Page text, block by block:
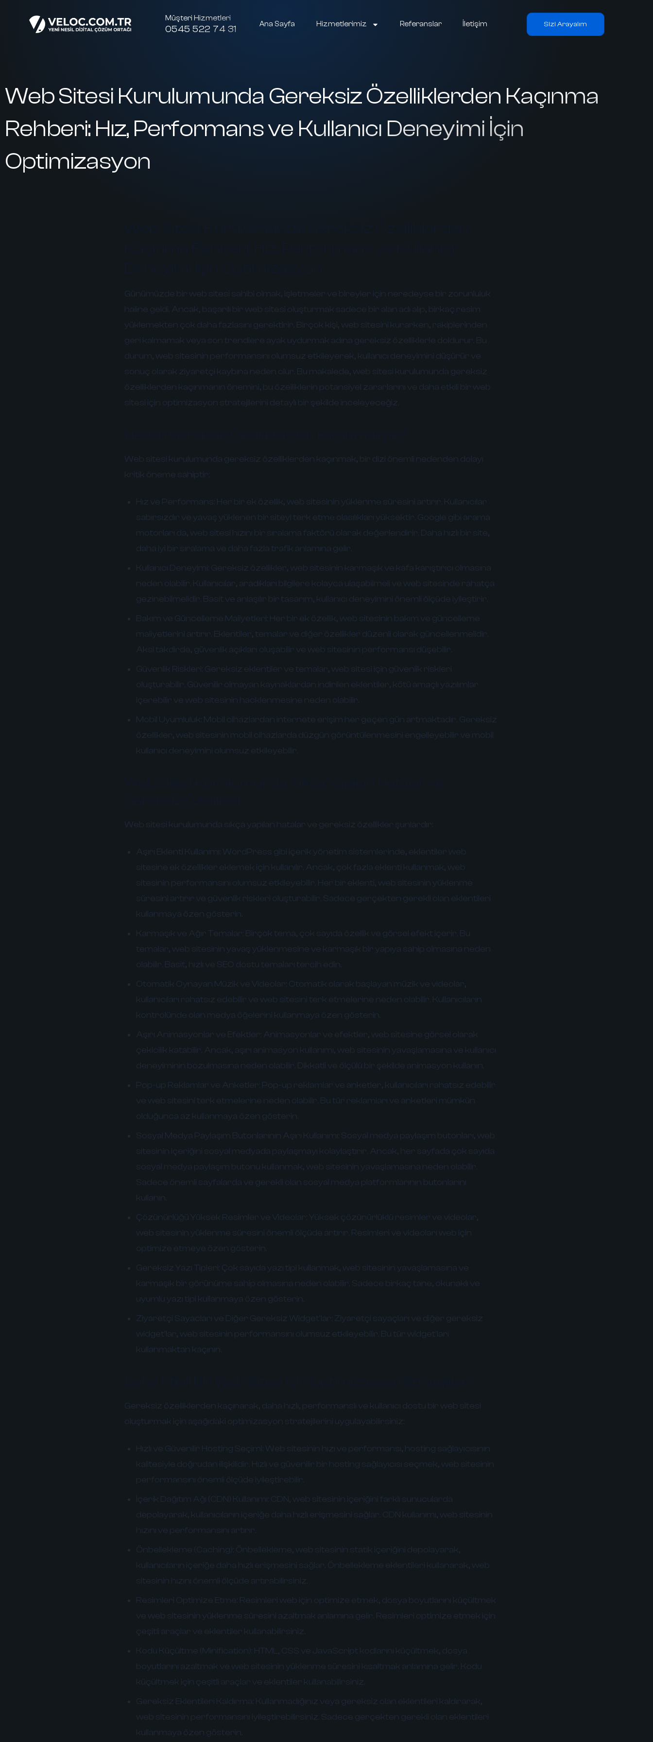
Müşteri Hizmetleri
0545 522 74 31 Ana Sayfa Hizmetlerimiz Referanslar İletişim Sizi Arayalım
Web Sitesi Kurulumunda Gereksiz Özelliklerden Kaçınma
Rehberi: Hız, Performans ve Kullanıcı Deneyimi İçin
Optimizasyon
Günümüzde bir web sitesi sahibi olmak, işletmeler ve bireyler için neredeyse bir zorunluluk
haline geldi. Ancak, başarılı bir web sitesi oluşturmak sadece bir alan adı alıp, birkaç resim
yüklemekten çok daha fazlasını gerektirir. Birçok kişi, web sitesini kurarken, rakiplerinden
geri kalmamak veya son trendlere ayak uydurmak adına gereksiz özelliklerle doldurur. Bu
durum, web sitesinin performansını olumsuz etkileyerek, kullanıcı deneyimini düşürür ve
sonuç olarak ziyaretçi kaybına neden olur. Bu makalede, web sitesi kurulumunda gereksiz
özelliklerden kaçınmanın önemini, bu özelliklerin potansiyel zararlarını ve daha etkili bir web
sitesi için optimizasyon stratejilerini detaylı bir şekilde inceleyeceğiz.
Web sitesi kurulumunda gereksiz özelliklerden kaçınmak, bir dizi önemli nedenden dolayı
kritik öneme sahiptir:
Hız ve Performans: Her bir ek özellik, web sitesinin yüklenme süresini artırır. Kullanıcılar
sabırsızdır ve yavaş yüklenen bir siteyi terk etme olasılıkları yüksektir. Google gibi arama
motorları da, web sitesi hızını bir sıralama faktörü olarak değerlendirir. Daha hızlı bir site,
daha iyi bir sıralama ve daha fazla trafik anlamına gelir.
Kullanıcı Deneyimi: Gereksiz özellikler, web sitesinin karmaşık ve kafa karıştırıcı olmasına
neden olabilir. Kullanıcılar, aradıkları bilgilere kolayca ulaşabilmeli ve web sitesinde rahatça
gezinebilmelidir. Basit ve anlaşılır bir tasarım, kullanıcı deneyimini önemli ölçüde iyileştirir.
Bakım ve Güncelleme Maliyetleri: Her bir ek özellik, web sitesinin bakım ve güncelleme
maliyetlerini artırır. Eklentiler, temalar ve diğer özellikler düzenli olarak güncellenmelidir.
Aksi takdirde, güvenlik açıkları oluşabilir ve web sitesinin performansı düşebilir.
Güvenlik Riskleri: Gereksiz eklentiler ve temalar, web sitesi için güvenlik riskleri
oluşturabilir. Güvenilir olmayan kaynaklardan indirilen eklentiler, kötü amaçlı yazılımlar
içerebilir ve web sitesinin hacklenmesine neden olabilir.
Mobil Uyumluluk: Mobil cihazlardan internete erişim her geçen gün artmaktadır. Gereksiz
özellikler, web sitesinin mobil cihazlarda düzgün görüntülenmesini engelleyebilir ve mobil
kullanıcı deneyimini olumsuz etkileyebilir.
Web sitesi kurulumunda sıkça yapılan hatalar ve gereksiz özellikler şunlardır:
Aşırı Eklenti Kullanımı: WordPress gibi içerik yönetim sistemlerinde, eklentiler web
sitesine ek özellikler eklemek için kullanılır. Ancak, çok fazla eklenti kullanmak, web
sitesinin performansını olumsuz etkileyebilir. Her bir eklenti, web sitesinin yüklenme
süresini artırır ve güvenlik riskleri oluşturabilir. Sadece gerçekten gerekli olan eklentileri
kullanmaya özen gösterin.
Karmaşık ve Ağır Temalar: Birçok tema, çok sayıda özellik ve görsel efekt içerir. Bu
temalar, web sitesinin yavaş yüklenmesine ve karmaşık bir yapıya sahip olmasına neden
olabilir. Basit, hızlı ve SEO dostu temaları tercih edin.
Otomatik Oynayan Müzik ve Videolar: Otomatik olarak başlayan müzik ve videolar,
kullanıcıları rahatsız edebilir ve web sitesini terk etmelerine neden olabilir. Kullanıcıların
kontrolünde olan medya öğelerini kullanmaya özen gösterin.
Aşırı Animasyonlar ve Efektler: Animasyonlar ve efektler, web sitesine görsel olarak
çekicilik katabilir. Ancak, aşırı animasyon kullanımı, web sitesinin yavaşlamasına ve kullanıcı
deneyiminin bozulmasına neden olabilir. Dikkatli ve ölçülü bir şekilde animasyon kullanın.
Pop-up Reklamlar ve Anketler: Pop-up reklamlar ve anketler, kullanıcıları rahatsız edebilir
ve web sitesini terk etmelerine neden olabilir. Bu tür reklamları ve anketleri mümkün
olduğunca az kullanmaya özen gösterin.
Sosyal Medya Paylaşım Butonlarının Aşırı Kullanımı: Sosyal medya paylaşım butonları, web
sitesinin içeriğini sosyal medyada paylaşmayı kolaylaştırır. Ancak, her sayfada çok sayıda
sosyal medya paylaşım butonu kullanmak, web sitesinin yavaşlamasına neden olabilir.
Sadece önemli sayfalarda ve gerekli olan sosyal medya platformlarının butonlarını
kullanın.
Çözünürlüğü Yüksek Resimler ve Videolar:Yüksek çözünürlüklü resimler ve videolar,
web sitesinin yüklenme süresini önemli ölçüde artırır. Resimleri ve videoları web için
optimize etmeye özen gösterin.
Gereksiz Yazı Tipleri: Çok sayıda yazı tipi kullanmak, web sitesinin yavaşlamasına ve
karmaşık bir görünüme sahip olmasına neden olabilir. Sadece birkaç tane, okunaklı ve
uyumlu yazı tipi kullanmaya özen gösterin.
Ziyaretçi Sayacları ve Diğer Gereksiz Widget'lar: Ziyaretçi sayaçları ve diğer gereksiz
widget'lar, web sitesinin performansını olumsuz etkileyebilir. Bu tür widget'ları
kullanmaktan kaçının.
Gereksiz özelliklerden kaçınarak, daha hızlı, performanslı ve kullanıcı dostu bir web sitesi
oluşturmak için aşağıdaki optimizasyon stratejilerini uygulayabilirsiniz:
Hızlı ve Güvenilir Hosting Seçimi: Web sitesinin hızı ve performansı, hosting sağlayıcısının
kalitesiyle doğrudan ilişkilidir. Hızlı ve güvenilir bir hosting sağlayıcısı seçmek, web sitesinin
performansını önemli ölçüde iyileştirebilir.
İçerik Dağıtım Ağı (CDN) Kullanımı: CDN, web sitesinin içeriğini farklı sunucularda
depolayarak, kullanıcıların içeriğe daha hızlı erişmesini sağlar. CDN kullanımı, web sitesinin
hızını ve performansını artırır.
Önbellekleme (Caching): Önbellekleme, web sitesinin statik içeriğini depolayarak,
kullanıcıların içeriğe daha hızlı erişmesini sağlar. Önbellekleme eklentileri kullanarak, web
sitesinin hızını önemli ölçüde artırabilirsiniz.
Resimleri Optimize Etme: Resimleri web için optimize etmek, dosya boyutlarını küçültmek
ve web sitesinin yüklenme süresini azaltmak anlamına gelir. Resimleri optimize etmek için
çeşitli araçlar ve eklentiler kullanabilirsiniz.
Kodu Küçültme (Minification): HTML, CSS ve JavaScript kodlarını küçültmek, dosya
boyutlarını azaltmak ve web sitesinin yüklenme süresini kısaltmak anlamına gelir. Kodu
küçültmek için çeşitli araçlar ve eklentiler kullanabilirsiniz.
Gereksiz Eklentileri Kaldırma: Kullanmadığınız veya gereksiz olan eklentileri kaldırarak,
web sitesinin performansını iyileştirebilirsiniz. Sadece gerçekten gerekli olan eklentileri
kullanmaya özen gösterin.